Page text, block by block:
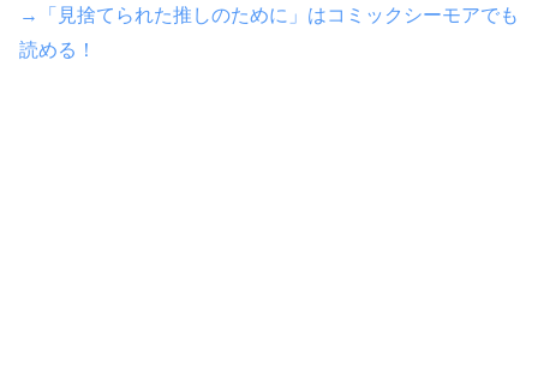
→「見捨てられた推しのために」はコミックシーモアでも
読める！